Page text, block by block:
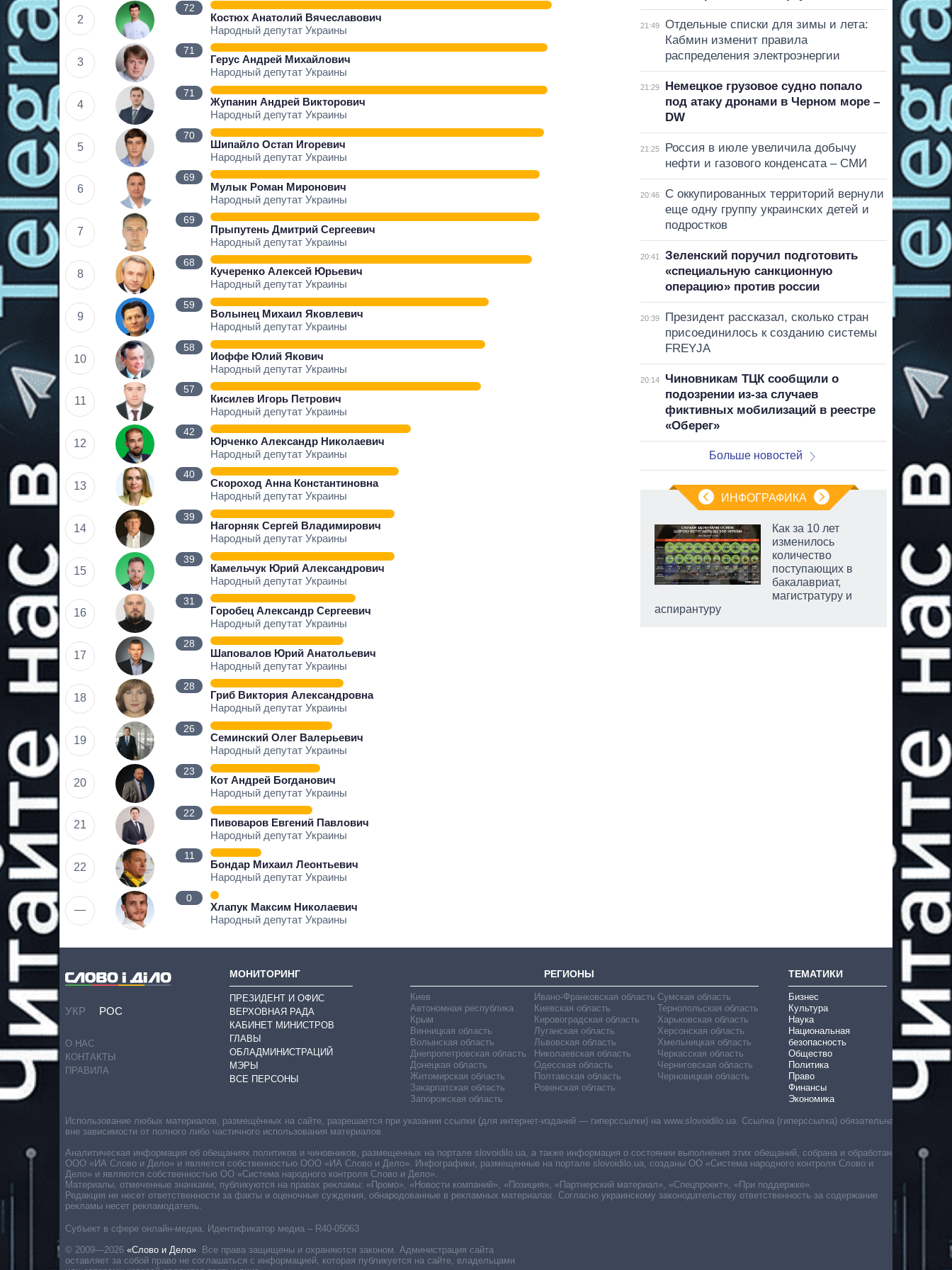
2
72
Костюх Анатолий Вячеславович
Народный депутат Украины
3
71
Герус Андрей Михайлович
Народный депутат Украины
4
71
Жупанин Андрей Викторович
Народный депутат Украины
5
70
Шипайло Остап Игоревич
Народный депутат Украины
6
69
Мулык Роман Миронович
Народный депутат Украины
7
69
Прыпутень Дмитрий Сергеевич
Народный депутат Украины
8
68
Кучеренко Алексей Юрьевич
Народный депутат Украины
9
59
Волынец Михаил Яковлевич
Народный депутат Украины
10
58
Иоффе Юлий Якович
Народный депутат Украины
11
57
Кисилев Игорь Петрович
Народный депутат Украины
12
42
Юрченко Александр Николаевич
Народный депутат Украины
13
40
Скороход Анна Константиновна
Народный депутат Украины
14
39
Нагорняк Сергей Владимирович
Народный депутат Украины
15
39
Камельчук Юрий Александрович
Народный депутат Украины
16
31
Горобец Александр Сергеевич
Народный депутат Украины
17
28
Шаповалов Юрий Анатольевич
Народный депутат Украины
18
28
Гриб Виктория Александровна
Народный депутат Украины
19
26
Семинский Олег Валерьевич
Народный депутат Украины
20
23
Кот Андрей Богданович
Народный депутат Украины
21
22
Пивоваров Евгений Павлович
Народный депутат Украины
22
11
Бондар Михаил Леонтьевич
Народный депутат Украины
—
0
Хлапук Максим Николаевич
Народный депутат Украины
21:49
Отдельные списки для зимы и лета:
Кабмин изменит правила
распределения электроэнергии
21:29
Немецкое грузовое судно попало
под атаку дронами в Черном море –
DW
21:25
Россия в июле увеличила добычу
нефти и газового конденсата – СМИ
20:46
С оккупированных территорий вернули
еще одну группу украинских детей и
подростков
20:41
Зеленский поручил подготовить
«специальную санкционную
операцию» против россии
20:39
Президент рассказал, сколько стран
присоединилось к созданию системы
FREYJA
20:14
Чиновникам ТЦК сообщили о
подозрении из-за случаев
фиктивных мобилизаций в реестре
«Оберег»
Больше новостей
ИНФОГРАФИКА
Как за 10 лет
изменилось
количество
поступающих в
бакалавриат,
магистратуру и
аспирантуру
УКР РОС
О НАС
КОНТАКТЫ
ПРАВИЛА
МОНИТОРИНГ
ПРЕЗИДЕНТ И ОФИС
ВЕРХОВНАЯ РАДА
КАБИНЕТ МИНИСТРОВ
ГЛАВЫ
ОБЛАДМИНИСТРАЦИЙ
МЭРЫ
ВСЕ ПЕРСОНЫ
РЕГИОНЫ
Киев
Автономная республика
Крым
Винницкая область
Волынская область
Днепропетровская область
Донецкая область
Житомирская область
Закарпатская область
Запорожская область
Ивано-Франковская область
Киевская область
Кировоградская область
Луганская область
Львовская область
Николаевская область
Одесская область
Полтавская область
Ровенская область
Сумская область
Тернопольская область
Харьковская область
Херсонская область
Хмельницкая область
Черкасская область
Черниговская область
Черновицкая область
ТЕМАТИКИ
Бизнес
Культура
Наука
Национальная
безопасность
Общество
Политика
Право
Финансы
Экономика
Субъект в сфере онлайн-медиа. Идентификатор медиа – R40-05063
© 2009—2026 «Слово и Дело». Все права защищены и охраняются законом. Администрация сайта
оставляет за собой право не соглашаться с информацией, которая публикуется на сайте, владельцами
Использование любых материалов, размещённых на сайте, разрешается при указании ссылки (для интернет-изданий — гиперссылки) на www.slovoidilo.ua. Ссылка (гиперссылка) обязательна
вне зависимости от полного либо частичного использования материалов.
Аналитическая информация об обещаниях политиков и чиновников, размещенных на портале slovoidilo.ua, а также информация о состоянии выполнения этих обещаний, собрана и обработана
ООО «ИА Слово и Дело» и является собственностью ООО «ИА Слово и Дело». Инфографики, размещенные на портале slovoidilo.ua, созданы ОО «Система народного контроля Слово и
Дело» и являются собственностью ОО «Система народного контроля Слово и Дело».
Материалы, отмеченные значками, публикуются на правах рекламы: «Промо», «Новости компаний», «Позиция», «Партнерский материал», «Спецпроект», «При поддержке».
Редакция не несет ответственности за факты и оценочные суждения, обнародованные в рекламных материалах. Согласно украинскому законодательству ответственность за содержание
рекламы несет рекламодатель.